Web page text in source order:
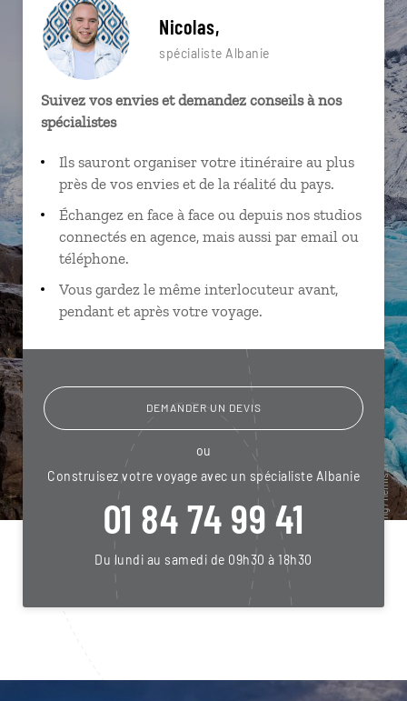
Nicolas,
spécialiste Albanie
Suivez vos envies et demandez conseils à nos
spécialistes
Ils sauront organiser votre itinéraire au plus
près de vos envies et de la réalité du pays.
Échangez en face à face ou depuis nos studios
connectés en agence, mais aussi par email ou
téléphone.
Vous gardez le même interlocuteur avant,
pendant et après votre voyage.
DEMANDER UN DEVIS
ou
Construisez votre voyage avec un spécialiste Albanie
01 84 74 99 41
Du lundi au samedi de 09h30 à 18h30